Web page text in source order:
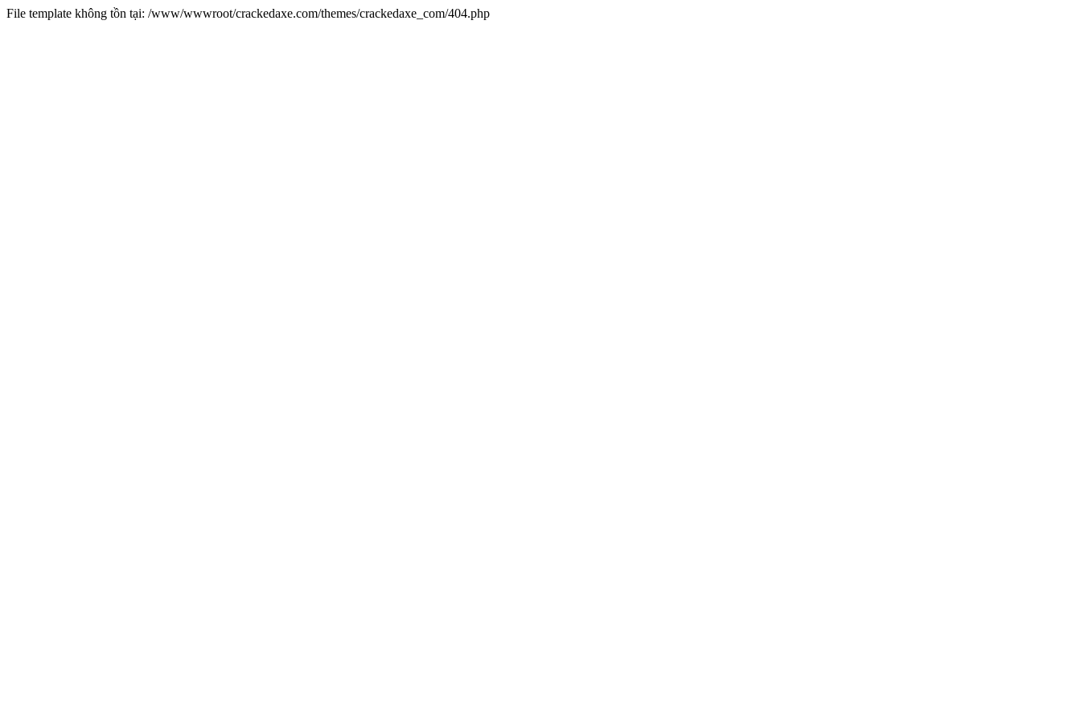
File template không tồn tại: /www/wwwroot/crackedaxe.com/themes/crackedaxe_com/404.php